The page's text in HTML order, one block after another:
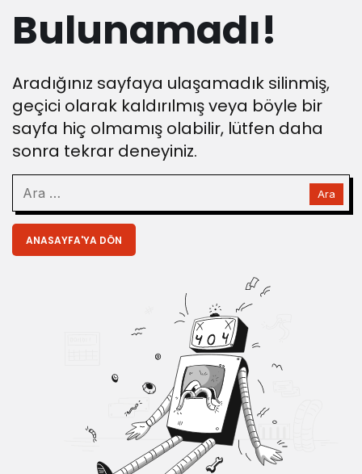
Bulunamadı!
Aradığınız sayfaya ulaşamadık silinmiş,
geçici olarak kaldırılmış veya böyle bir
sayfa hiç olmamış olabilir, lütfen daha
sonra tekrar deneyiniz.
ANASAYFA'YA DÖN